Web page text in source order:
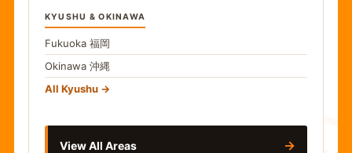
KYUSHU & OKINAWA
Fukuoka 福岡
Okinawa 沖縄
All Kyushu
View All Areas →